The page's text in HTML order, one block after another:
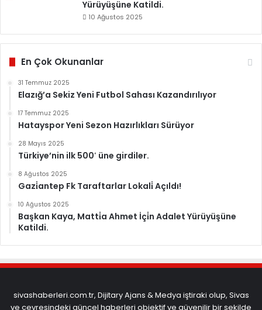
Yürüyüşüne Katildi.
10 Ağustos 2025
En Çok Okunanlar
31 Temmuz 2025
Elazığ’a Sekiz Yeni Futbol Sahası Kazandırılıyor
17 Temmuz 2025
Hatayspor Yeni Sezon Hazırlıkları Sürüyor
28 Mayıs 2025
Türkiye’nin ilk 500′ üne girdiler.
8 Ağustos 2025
Gazi̇antep Fk Taraftarlar Lokali̇ Açıldı!
10 Ağustos 2025
Başkan Kaya, Matti̇a Ahmet İçi̇n Adalet Yürüyüşüne
Katildi.
sivashaberleri.com.tr, Dijitary Ajans & Medya iştiraki olup, Sivas
ve çevresindeki güncel haberleri objektif ve güvenilir bir şekilde